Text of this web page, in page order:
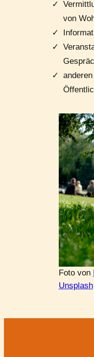
von
Foto von
Unsplash